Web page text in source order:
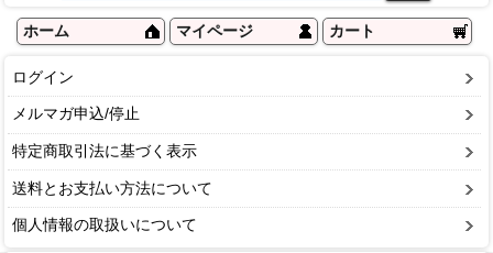
ホーム マイページ カート
ログイン
メルマガ申込/停止
特定商取引法に基づく表示
送料とお支払い方法について
個人情報の取扱いについて